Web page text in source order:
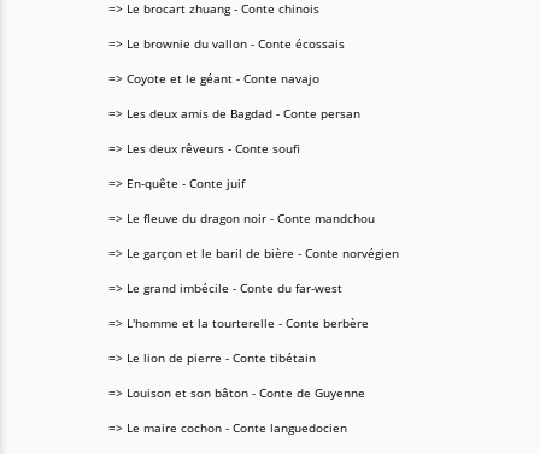
=> Le brocart zhuang - Conte chinois
=> Le brownie du vallon - Conte écossais
=> Coyote et le géant - Conte navajo
=> Les deux amis de Bagdad - Conte persan
=> Les deux rêveurs - Conte soufi
=> En-quête - Conte juif
=> Le fleuve du dragon noir - Conte mandchou
=> Le garçon et le baril de bière - Conte norvégien
=> Le grand imbécile - Conte du far-west
=> L'homme et la tourterelle - Conte berbère
=> Le lion de pierre - Conte tibétain
=> Louison et son bâton - Conte de Guyenne
=> Le maire cochon - Conte languedocien